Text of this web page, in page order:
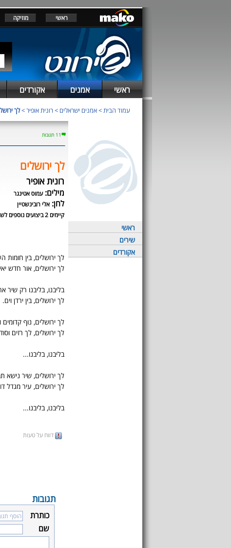
ראשי מוזיקה
ראשי אמנים אקורדים
עמוד הבית>אמנים ישראלים >רונית אופיר>לך
ראשי
שירים
אקורדים
11 תגובות
לך ירושלים
רונית אופיר
מילים:עמוס אטינגר
לחן: אלי רובינשטיין
קיימים 2 ביצועים נוספים לשיר זה
לך ירושלים, בין חומות
לך ירושלים, אור חדש
בליבנו, בליבנו רק שיר
לך ירושלים, בין ירדן וים.
לך ירושלים, נוף קדומים
לך ירושלים, לך רזים
בליבנו, בליבנו...
לך ירושלים, שיר נישא
לך ירושלים, עיר מגדל
בליבנו, בליבנו...
דווח על טעות
תגובות
כותרת
שם